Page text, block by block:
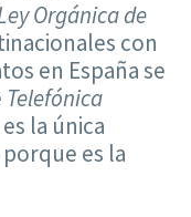
Orgánica de
con
en España se
Telefónica
la única
es la